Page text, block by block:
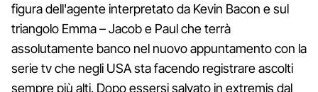
figura dell'agente interpretato da Kevin Bacon e sul
triangolo Emma – Jacob e Paul che terrà
assolutamente banco nel nuovo appuntamento con la
serie tv che negli USA sta facendo registrare ascolti
sempre più alti. Dopo essersi salvato in extremis dal